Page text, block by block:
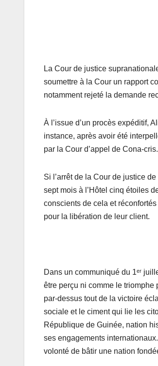
La Cour de justice
soumettre à la Cour un rapport
notamment rejeté la demande
À l’issue d’un procès expéditif,
instance, après avoir été
par la Cour d’appel de Cona-cris.
Si l’arrêt de la Cour de justice
sept mois à l’Hôtel cinq étoiles
conscients de cela et
pour la libération de leur client.
Dans un communiqué du 1ᵉʳ
être perçu ni comme le triomphe
par-dessus tout de la victoire
sociale et le ciment qui lie les
République de Guinée, nation
ses engagements
volonté de bâtir une nation